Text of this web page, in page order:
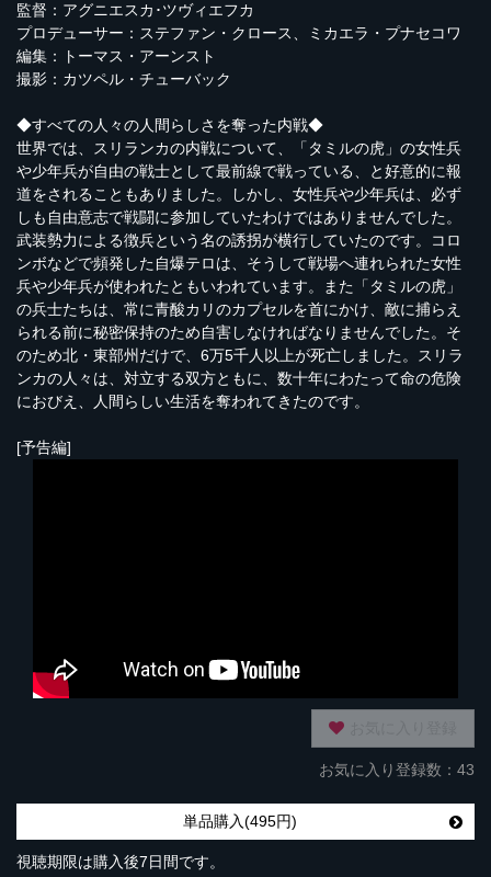
監督：アグニエスカ･ツヴィエフカ
プロデューサー：ステファン・クロース、ミカエラ・プナセコワ
編集：トーマス・アーンスト
撮影：カツペル・チューバック
◆すべての人々の人間らしさを奪った内戦◆
世界では、スリランカの内戦について、「タミルの虎」の女性兵
や少年兵が自由の戦士として最前線で戦っている、と好意的に報
道をされることもありました。しかし、女性兵や少年兵は、必ず
しも自由意志で戦闘に参加していたわけではありませんでした。
武装勢力による徴兵という名の誘拐が横行していたのです。コロ
ンボなどで頻発した自爆テロは、そうして戦場へ連れられた女性
兵や少年兵が使われたともいわれています。また「タミルの虎」
の兵士たちは、常に青酸カリのカプセルを首にかけ、敵に捕らえ
られる前に秘密保持のため自害しなければなりませんでした。そ
のため北・東部州だけで、6万5千人以上が死亡しました。スリラ
ンカの人々は、対立する双方ともに、数十年にわたって命の危険
におびえ、人間らしい生活を奪われてきたのです。
[予告編]
お気に入り登録数：43
単品購入(495円)
視聴期限は購入後7日間です。